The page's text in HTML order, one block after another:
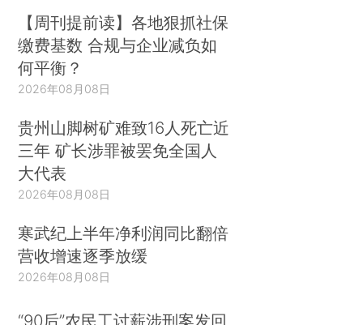
【周刊提前读】各地狠抓社保
缴费基数 合规与企业减负如
何平衡？
2026年08月08日
贵州山脚树矿难致16人死亡近
三年 矿长涉罪被罢免全国人
大代表
2026年08月08日
寒武纪上半年净利润同比翻倍
营收增速逐季放缓
2026年08月08日
“90后”农民工讨薪涉刑案发回